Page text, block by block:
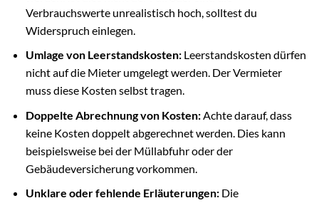
Verbrauchswerte unrealistisch hoch, solltest du
Widerspruch einlegen.
Umlage von Leerstandskosten:Leerstandskosten dürfen
nicht auf die Mieter umgelegt werden. Der Vermieter
muss diese Kosten selbst tragen.
Doppelte Abrechnung von Kosten:Achte darauf, dass
keine Kosten doppelt abgerechnet werden. Dies kann
beispielsweise bei der Müllabfuhr oder der
Gebäudeversicherung vorkommen.
Unklare oder fehlende Erläuterungen:Die